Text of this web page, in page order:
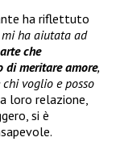
ha riflettuto
mi ha aiutata ad
che
di meritare amore,
voglio e posso
loro relazione,
si è